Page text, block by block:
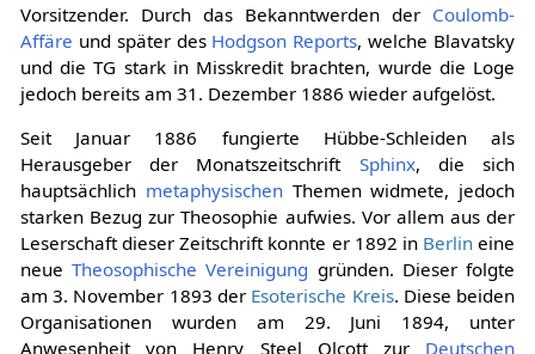
Vorsitzender. Durch das Bekanntwerden der Coulomb-
Affäre und später des Hodgson Reports, welche Blavatsky
und die TG stark in Misskredit brachten, wurde die Loge
jedoch bereits am 31. Dezember 1886 wieder aufgelöst.
Seit Januar 1886 fungierte Hübbe-Schleiden als
Herausgeber der Monatszeitschrift Sphinx, die sich
hauptsächlich metaphysischenThemen widmete, jedoch
starken Bezug zur Theosophie aufwies. Vor allem aus der
Leserschaft dieser Zeitschrift konnte er 1892 in Berlin eine
neueTheosophische Vereinigung gründen. Dieser folgte
am 3. November 1893 der Esoterische Kreis. Diese beiden
Organisationen wurden am 29. Juni 1894, unter
Anwesenheit von Henry Steel Olcott zur Deutschen